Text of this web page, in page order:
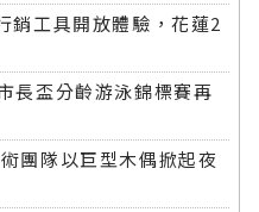
銷工具開放體驗，花蓮2
盃分齡游泳錦標賽再
團隊以巨型木偶掀起夜